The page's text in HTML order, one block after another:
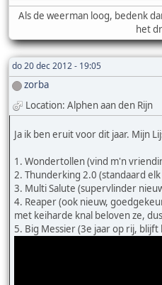
Als de weerman loog, bedenk
het
do 20 dec 2012 - 19:05
zorba
Location: Alphen aan den Rijn
Ja ik ben eruit voor dit jaar. Mijn
1. Wondertollen (vind m'n
2. Thunderking 2.0 (standaard
3. Multi Salute (supervlinder
4. Reaper (ook nieuw,
met keiharde knal beloven ze,
5. Big Messier (3e jaar op rij, blijft